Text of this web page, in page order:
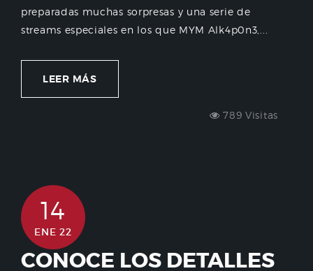
preparadas muchas sorpresas y una serie de
streams especiales en los que MYM Alk4p0n3,...
LEER MÁS
789 Visitas
14
ENE 22
CONOCE LOS DETALLES